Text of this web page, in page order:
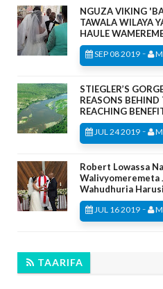
NGUZA VIKING
TAWALA WILAYA
HAULE
SEP 08 2019 -
STIEGLER’S
REASONS BEHIND
REACHING
JUL 24 2019 -
Robert Lowassa
Walivyomeremeta
Wahudhuria
JUL 16 2019 -
TAARIFA